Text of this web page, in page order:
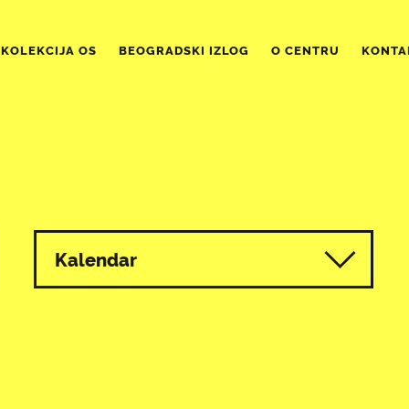
KOLEKCIJA OS BEOGRADSKI IZLOG O CENTRU
Kalendar